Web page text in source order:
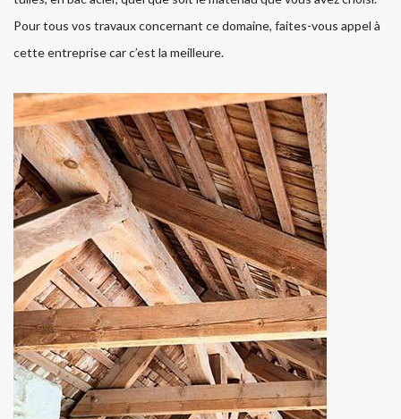
Pour tous vos travaux concernant ce domaine, faites-vous appel à
cette entreprise car c’est la meilleure.